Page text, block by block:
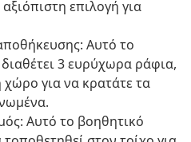
επιλογή για
Αυτό το
3 ευρύχωρα ράφια,
για να κρατάτε τα
Αυτό το βοηθητικό